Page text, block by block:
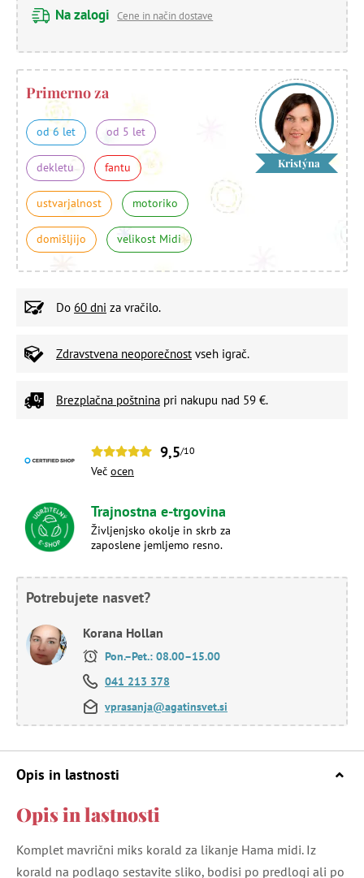
Na zalogi Cene in način dostave
Primerno za
od 6 let od 5 let
dekletu fantu
ustvarjalnost motoriko
domišljijo velikost Midi
Kristýna
Do 60 dni za vračilo.
Zdravstvena neoporečnost vseh igrač.
Brezplačna poštnina pri nakupu nad 59 €.
9,5/10
Več ocen
Trajnostna e-trgovina
Življenjsko okolje in skrb za
zaposlene jemljemo resno.
Potrebujete nasvet?
Korana Hollan
Pon.–Pet.: 08.00–15.00
041 213 378
vprasanja@agatinsvet.si
Opis in lastnosti
Opis in lastnosti
Komplet mavrični miks korald za likanje Hama midi. Iz
korald na podlago sestavite sliko, bodisi po predlogi ali po